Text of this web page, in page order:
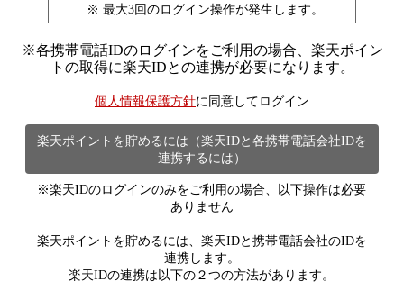
※ 最大3回のログイン操作が発生します。
※各携帯電話IDのログインをご利用の場合、楽天ポイン
トの取得に楽天IDとの連携が必要になります。
個人情報保護方針に同意してログイン
楽天ポイントを貯めるには（楽天IDと各携帯電話会社IDを
連携するには）
※楽天IDのログインのみをご利用の場合、以下操作は必要
ありません
楽天ポイントを貯めるには、楽天IDと携帯電話会社のIDを
連携します。
楽天IDの連携は以下の２つの方法があります。